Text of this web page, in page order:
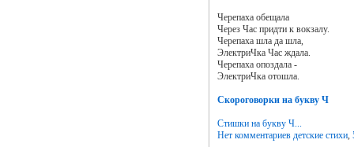
Черепаха обещала
Через Час придти к вокзалу.
Черепаха шла да шла,
ЭлектриЧка Час ждала.
Черепаха опоздала -
ЭлектриЧка отошла.
Скороговорки на букву Ч
Стишки на букву Ч...
Нет комментариев детские стихи,